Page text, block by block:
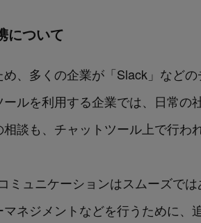
について
、多くの企業が「Slack」など
ルを利用する企業では、日常の
談も、チャットツール上で行わ
ミュニケーションはスムーズで
ネジメントなどを行うために、